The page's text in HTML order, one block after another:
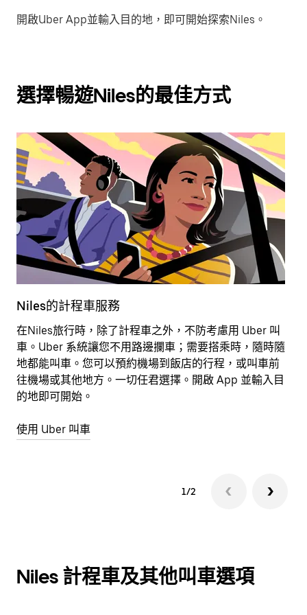
開啟Uber App並輸入目的地，即可開始探索Niles。
選擇暢遊Niles的最佳方式
Niles的計程車服務
在Niles旅行時，除了計程車之外，不防考慮用 Uber 叫
車。Uber 系統讓您不用路邊攔車；需要搭乘時，隨時隨
地都能叫車。您可以預約機場到飯店的行程，或叫車前
往機場或其他地方。一切任君選擇。開啟 App 並輸入目
的地即可開始。
使用 Uber 叫車
1/2
Niles 計程車及其他叫車選項